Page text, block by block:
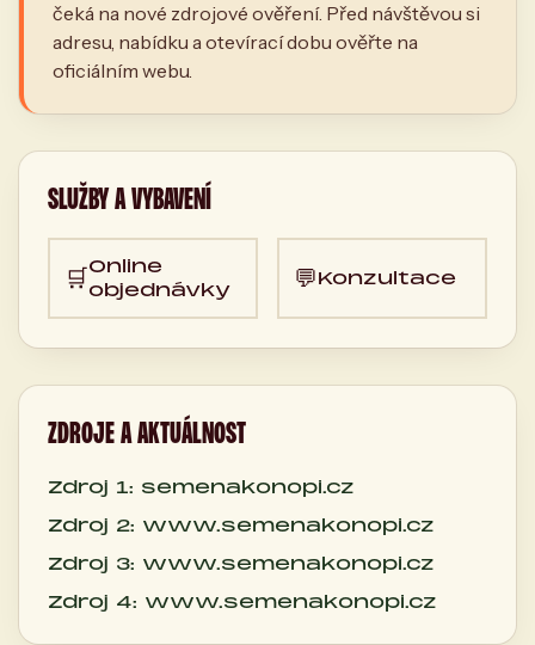
čeká na nové zdrojové ověření. Před návštěvou si
adresu, nabídku a otevírací dobu ověřte na
oficiálním webu.
SLUŽBY A VYBAVENÍ
🛒Online
objednávky
💬Konzultace
ZDROJE A AKTUÁLNOST
Zdroj 1: semenakonopi.cz
Zdroj 2: www.semenakonopi.cz
Zdroj 3: www.semenakonopi.cz
Zdroj 4: www.semenakonopi.cz